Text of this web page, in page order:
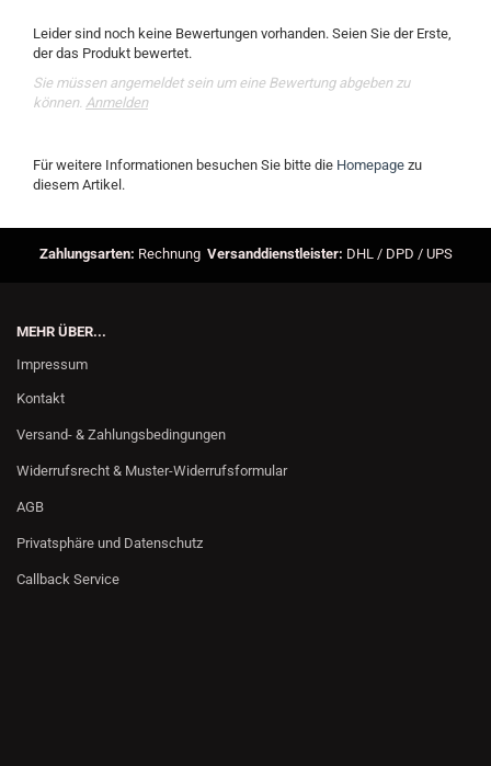
Leider sind noch keine Bewertungen vorhanden. Seien Sie der Erste,
der das Produkt bewertet.
Sie müssen angemeldet sein um eine Bewertung abgeben zu
können. Anmelden
Für weitere Informationen besuchen Sie bitte die Homepage zu
diesem Artikel.
Zahlungsarten: Rechnung Versanddienstleister: DHL / DPD / UPS
MEHR ÜBER...
Impressum
Kontakt
Versand- & Zahlungsbedingungen
Widerrufsrecht & Muster-Widerrufsformular
AGB
Privatsphäre und Datenschutz
Callback Service